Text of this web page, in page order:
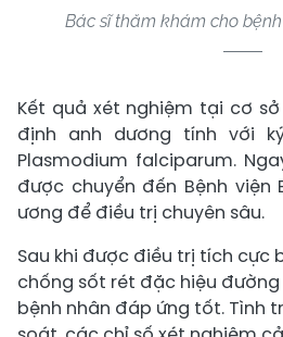
Bác sĩ thăm khám cho
Kết quả xét nghiệm tại cơ
định anh dương tính với
Plasmodium falciparum.
được chuyển đến Bệnh viện
ương để điều trị chuyên sâu.
Sau khi được điều trị tích cực
chống sốt rét đặc hiệu
bệnh nhân đáp ứng tốt. Tình